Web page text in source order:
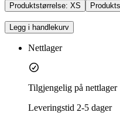
Produktstørrelse: XS
Legg i handlekurv
Nettlager
Tilgjengelig på nettlager
Leveringstid 2-5 dager